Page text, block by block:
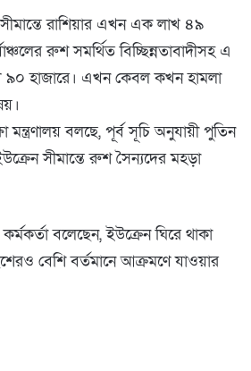
সীমান্তে রাশিয়ার এখন এক লাখ ৪৯
রুশ সমর্থিত বিচ্ছিন্নতাবাদীসহ এ
৯০ হাজারে। এখন কেবল কখন হামলা
মন্ত্রণালয় বলছে, পূর্ব সূচি অনুযায়ী পুতিন
সীমান্তে রুশ সৈন্যদের মহড়া
বলেছেন, ইউক্রেন ঘিরে থাকা
বেশি বর্তমানে আক্রমণে যাওয়ার